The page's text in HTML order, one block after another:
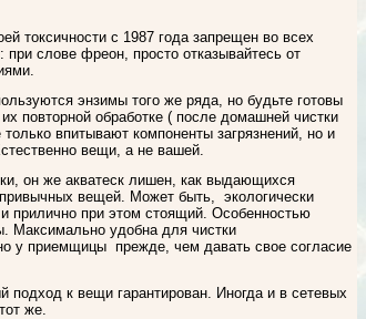
токсичности с 1987 года запрещен во всех
слове фреон, просто отказывайтесь от
энзимы того же ряда, но будьте готовы
повторной обработке ( после домашней чистки
впитывают компоненты загрязнений, но и
вещи, а не вашей.
он же акватеск лишен, как выдающихся
вещей. Может быть, экологически
прилично при этом стоящий. Особенностью
Максимально удобна для чистки
у приемщицы прежде, чем давать свое согласие
к вещи гарантирован. Иногда и в сетевых
же.